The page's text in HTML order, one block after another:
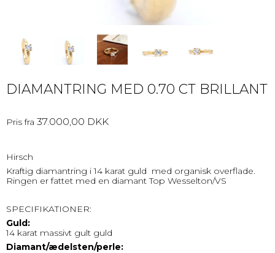
DIAMANTRING MED 0.70 CT BRILLANT
Pris fra 37.000,00 DKK
Hirsch
Kraftig diamantring i 14 karat guld med organisk overflade.
Ringen er fattet med en diamant Top Wesselton/VS
SPECIFIKATIONER:
Guld:
14 karat massivt gult guld
Diamant/ædelsten/perle: